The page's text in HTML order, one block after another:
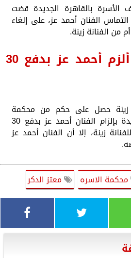
بالقاهرة الجديدة قضت
الفنان أحمد عز، على إلغاء
من الفنانة زينة.
حكم المحكمة ألزم أحمد عز بدفع 30
زينة حصل على حكم من محكمة
الأسرة بالقاهرة الجديدة بإلزام الفنان أحمد عز بدفع 30
زينة، إلا أن الفنان أحمد عز
محكمة الاسره معتز الدكر